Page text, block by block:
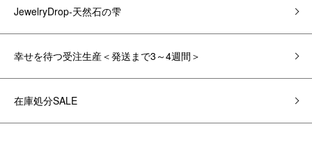
JewelryDrop-天然石の雫
幸せを待つ受注生産＜発送まで3～4週間＞
在庫処分SALE